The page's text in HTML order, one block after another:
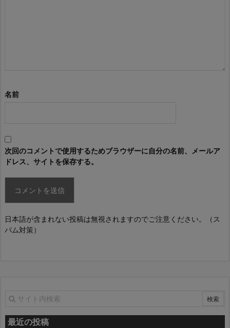
名前
次回のコメントで使用するためブラウザーに自分の名前、メールア
ドレス、サイトを保存する。
日本語が含まれない投稿は無視されますのでご注意ください。（ス
パム対策）
最近の投稿